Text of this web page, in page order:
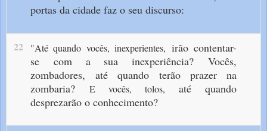
portas da cidade faz o seu discurso:
22 "Até quando vocês, inexperientes, irão contentar-
se com a sua inexperiência?Vocês,
zombadores,até quando terão prazer na
zombaria? E vocês, tolos, até quando
desprezarão o conhecimento?